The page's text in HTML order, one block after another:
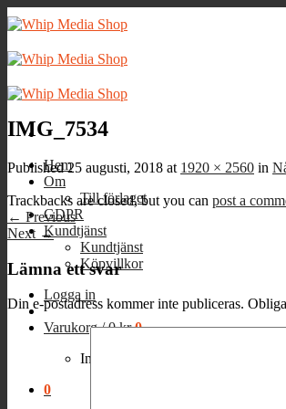
Skip
to
Hem
Om
Till förlaget
GDPR
Kundtjänst
Kundtjänst
Köpvillkor
Logga in
Varukorg /0kr 0
Inga produkter i varukorgen.
0
IMG_7534
Published25 augusti, 2018 at 1920 × 2560 in
Trackbacks are closed, but you can post a
← Previous
Next →
Lämna ett svar
Din e-postadress kommer inte publiceras.